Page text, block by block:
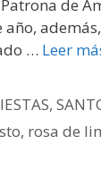
de
año,
… Leer
,
, rosa de